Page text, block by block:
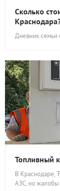
Сколько
Дневник семьи
Топливный
В Краснодаре,
АЗС, но жалобы